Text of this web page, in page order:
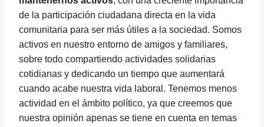
de la participación ciudadana directa en la vida
comunitaria para ser más útiles a la sociedad. Somos
activos en nuestro entorno de amigos y familiares,
sobre todo compartiendo actividades solidarias
cotidianas y dedicando un tiempo que aumentará
cuando acabe nuestra vida laboral. Tenemos menos
actividad en el ámbito político, ya que creemos que
nuestra opinión apenas se tiene en cuenta en temas